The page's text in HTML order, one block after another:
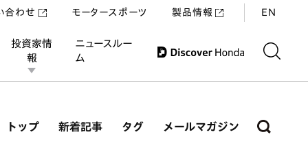
投資家情
報
ニュースルー
ム
合わせ モータースポーツ 製品情報 EN
トップ 新着記事 タグ メールマガジン